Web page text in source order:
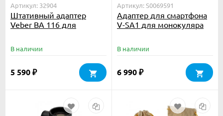
Артикул: 32904
Штативный адаптер
Veber BA 116 для
В наличии
5 590 ₽
Артикул: S0069591
Адаптер для смартфона
V-SA1 для монокуляра
В наличии
6 990 ₽